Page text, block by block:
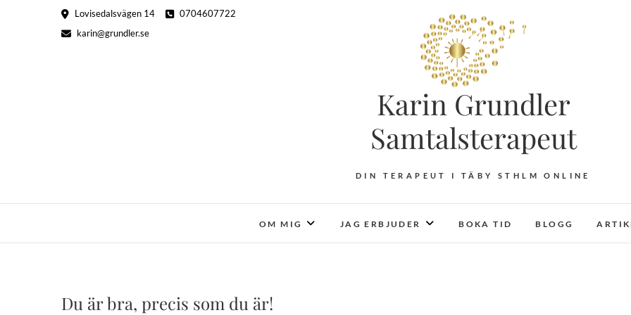
Lovisedalsvägen 14
0704607722
karin@grundler.se
Karin Grundler
Samtalsterapeut
DIN TERAPEUT I TÄBY STHLM ONLINE
OM MIG JAG ERBJUDER BOKA TID BLOGG
Du är bra, precis som du är!